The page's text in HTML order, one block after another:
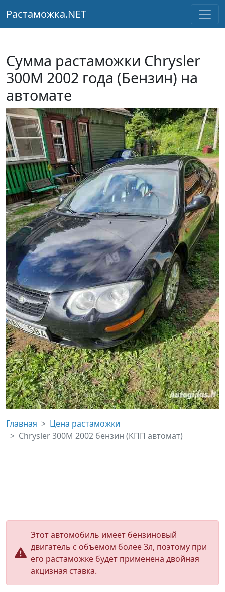
Растаможка.NET
Сумма растаможки Chrysler
300M 2002 года (Бензин) на
автомате
Главная
Цена растаможки
Chrysler 300M 2002 бензин (КПП автомат)
Этот автомобиль имеет бензиновый
двигатель с объемом более 3л, поэтому при
его растаможке будет применена двойная
акцизная ставка.